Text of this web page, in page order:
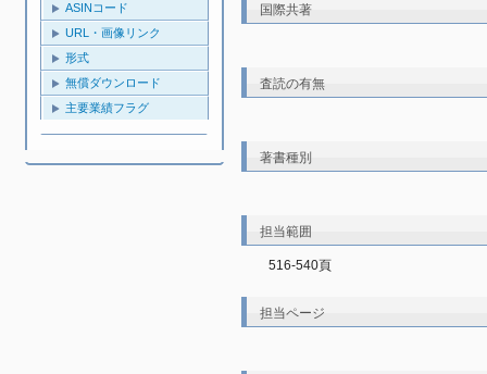
ASINコード
URL・画像リンク
形式
無償ダウンロード
主要業績フラグ
国際共著
査読の有無
著書種別
担当範囲
516-540頁
担当ページ